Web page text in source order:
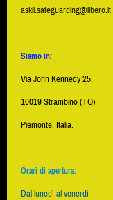
askii.safeguarding@libero.it
Siamo in:
Via John Kennedy 25,
10019 Strambino (TO)
Piemonte, Italia.
Orari di apertura:
Dal lunedì al venerdì